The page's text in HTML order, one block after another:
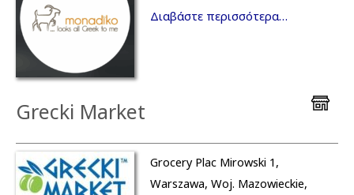
Διαβάστε περισσότερα…
Grecki Market
Grocery Plac Mirowski 1,
Warszawa, Woj. Mazowieckie,